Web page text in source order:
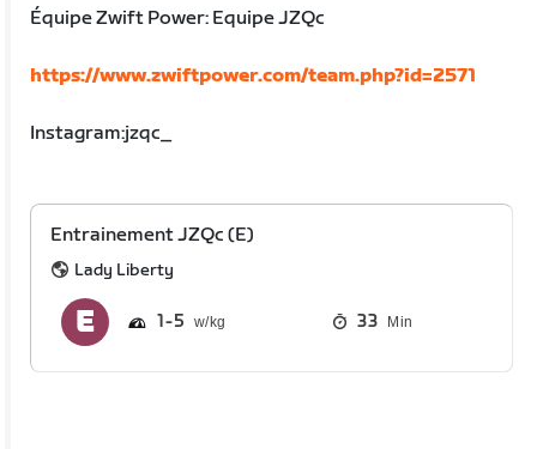
Équipe Zwift Power: Equipe JZQc
https://www.zwiftpower.com/team.php?id=2571
Instagram:jzqc_
Entrainement JZQc (E)
Lady Liberty
1 5 33 Min